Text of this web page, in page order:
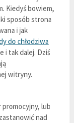
Kiedyś bowiem,
sposób strona
i jak
do chłodziwa
i tak dalej. Dziś
witryny.
promocyjny, lub
nad